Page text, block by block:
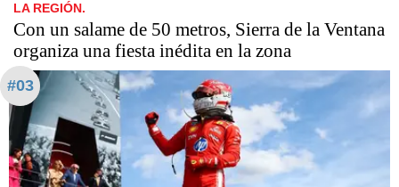
LA REGIÓN.
Con un salame de 50 metros, Sierra de la Ventana
organiza una fiesta inédita en la zona
#03